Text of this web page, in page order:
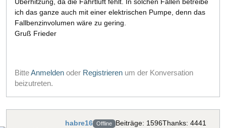
ich das ganze auch mit einer elektrischen Pumpe, denn das
Fallbenzinvolumen wäre zu gering.
Gruß Frieder
BitteAnmelden oder Registrieren um der Konversation
beizutreten.
habre16 Offline Beiträge: 1596Thanks: 4441